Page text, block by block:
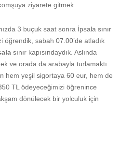
ziyarete gitmek.
3 buçuk saat sonra İpsala sınır
öğrendik, sabah 07.00’de atladık
sınır kapısındaydık. Aslında
ve orada da arabayla turlamaktı.
hem yeşil sigortaya 60 eur, hem de
TL ödeyeceğimizi öğrenince
dönülecek bir yolculuk için